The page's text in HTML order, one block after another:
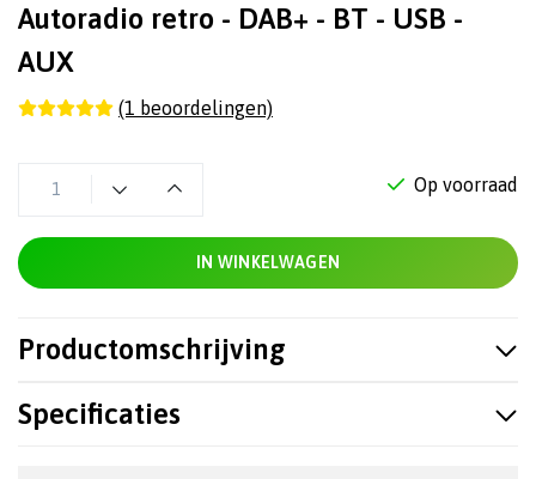
Autoradio retro - DAB+ - BT - USB -
AUX
(1 beoordelingen)
Op voorraad
IN WINKELWAGEN
Productomschrijving
Specificaties